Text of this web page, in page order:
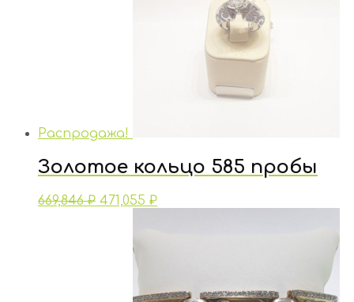
Распродажа!
Золотое кольцо 585 пробы
669,846₽ 471,055 ₽